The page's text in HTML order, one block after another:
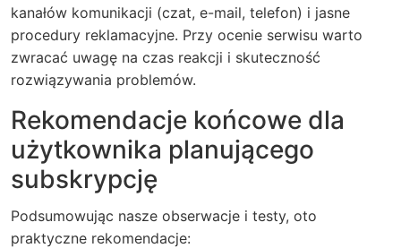
kanałów komunikacji (czat, e-mail, telefon) i jasne
procedury reklamacyjne. Przy ocenie serwisu warto
zwracać uwagę na czas reakcji i skuteczność
rozwiązywania problemów.
Rekomendacje końcowe dla
użytkownika planującego
subskrypcję
Podsumowując nasze obserwacje i testy, oto
praktyczne rekomendacje: